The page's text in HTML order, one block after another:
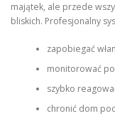
majątek, ale przede
bliskich. Profesjonalny
zapobiegać
monitorować
szybko
chronić dom